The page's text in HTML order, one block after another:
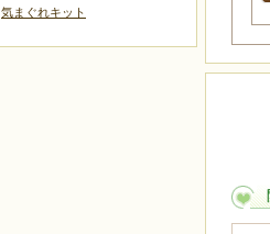
気まぐれキット